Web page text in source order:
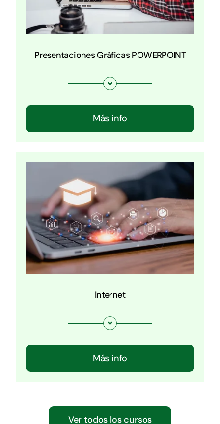
Presentaciones Gráficas POWERPOINT
Más info
Internet
Más info
Ver todos los cursos